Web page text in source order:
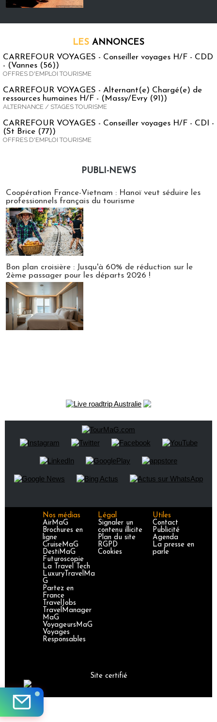
LES ANNONCES
CARREFOUR VOYAGES - Conseiller voyages H/F - CDD
- (Vannes (56))
OFFRES D'EMPLOI TOURISME
CARREFOUR VOYAGES - Alternant(e) Chargé(e) de
ressources humaines H/F - (Massy/Evry (91))
ALTERNANCE / STAGES TOURISME
CARREFOUR VOYAGES - Conseiller voyages H/F - CDI -
(St Brice (77))
OFFRES D'EMPLOI TOURISME
PUBLI-NEWS
Coopération France-Vietnam : Hanoï veut séduire les
professionnels français du tourisme
Bon plan croisière : Jusqu'à 60% de réduction sur le
2ème passager pour les départs 2026 !
Nos médias
AirMaG
Brochures en
ligne
CruiseMaG
DestiMaG
Futuroscopie
La Travel Tech
LuxuryTravelMa
G
Partez en
France
TravelJobs
TravelManager
MaG
VoyageursMaG
Voyages
Responsables
Légal
Signaler un
contenu illicite
Plan du site
RGPD
Cookies
Utiles
Contact
Publicité
Agenda
La presse en
parle
Site certifié